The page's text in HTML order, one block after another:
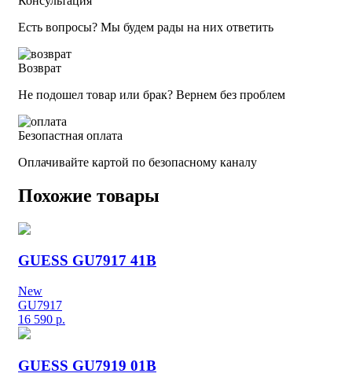
Есть вопросы? Мы будем рады на них ответить
Возврат
Не подошел товар или брак? Вернем без проблем
Безопастная оплата
Оплачивайте картой по безопасному каналу
Похожие товары
GUESS GU7917 41B
New
GU7917
16 590 р.
GUESS GU7919 01B